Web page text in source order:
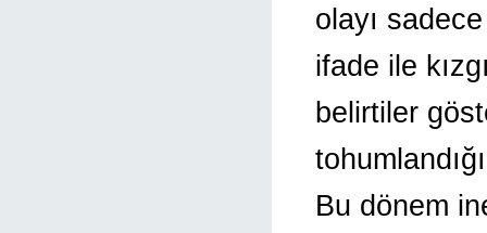
olayı
ifade ile
belirtiler
Bu dönem